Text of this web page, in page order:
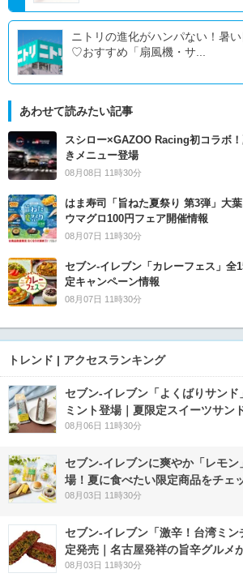
ニトリの進化がハンパない！暑
♡おすすめ「扇風機・サ...
あわせて読みたい記事
スシロー×GAZOO Racing初コラボ
きメニュー登場
08月08日 11時30分
はま寿司「旨ねた夏祭り 第3弾」大
ウマグロ100円フェア開催情報
08月07日 11時30分
セブン‐イレブン「カレーフェス」全
定キャンペーン情報
08月07日 11時30分
トレンド | アクセスランキング
セブン‐イレブン「よくばりサン
ミント登場｜夏限定スイーツサン
08月06日 11時30分
セブン‐イレブンに爽やか「レモ
場！夏に食べたい限定商品をチェ
08月03日 11時30分
セブン-イレブン「激辛！台湾ミ
定発売｜名古屋発祥の旨辛グルメ
08月03日 11時30分